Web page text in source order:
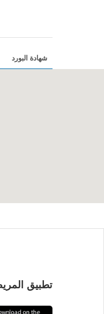
شهادة البورد
تطبيق